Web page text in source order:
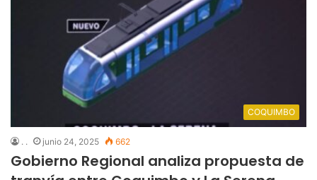
COQUIMBO
. . junio 24, 2025 662
Gobierno Regional analiza propuesta de